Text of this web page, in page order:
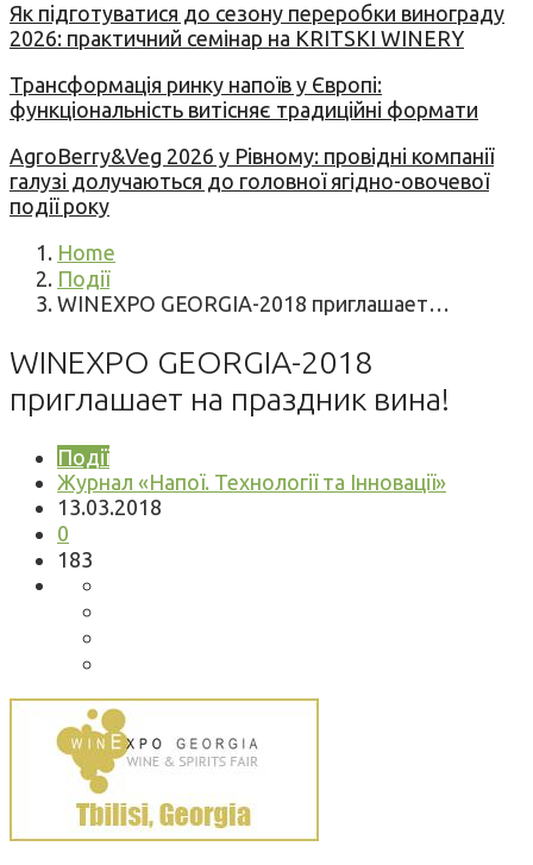
Як підготуватися до сезону переробки винограду
2026: практичний семінар на KRITSKI WINERY
Трансформація ринку напоїв у Європі:
функціональність витісняє традиційні формати
AgroBerry&Veg 2026 у Рівному: провідні компанії
галузі долучаються до головної ягідно-овочевої
події року
Home
Події
WINEXPO GEORGIA-2018 приглашает…
WINEXPO GEORGIA-2018
приглашает на праздник вина!
Події
Журнал «Напої. Технології та Інновації»
13.03.2018
0
183